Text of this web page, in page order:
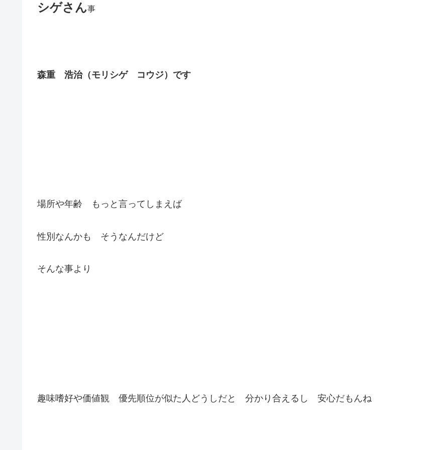
シゲさん事
森重 浩治（モリシゲ コウジ）です
場所や年齢 もっと言ってしまえば
性別なんかも そうなんだけど
そんな事より
趣味嗜好や価値観 優先順位が似た人どうしだと 分かり合えるし 安心だもんね